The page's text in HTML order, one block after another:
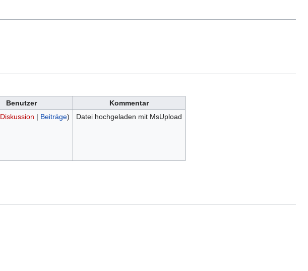
Benutzer
Kommentar
Diskussion | Beiträge) Datei hochgeladen mit MsUpload